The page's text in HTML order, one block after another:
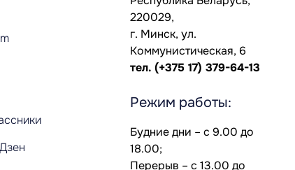
220029,
г. Минск, ул.
Коммунистическая, 6
тел. (+375 17) 379-64-13
Режим работы:
Будние дни – с 9.00 до
18.00;
Перерыв – с 13.00 до